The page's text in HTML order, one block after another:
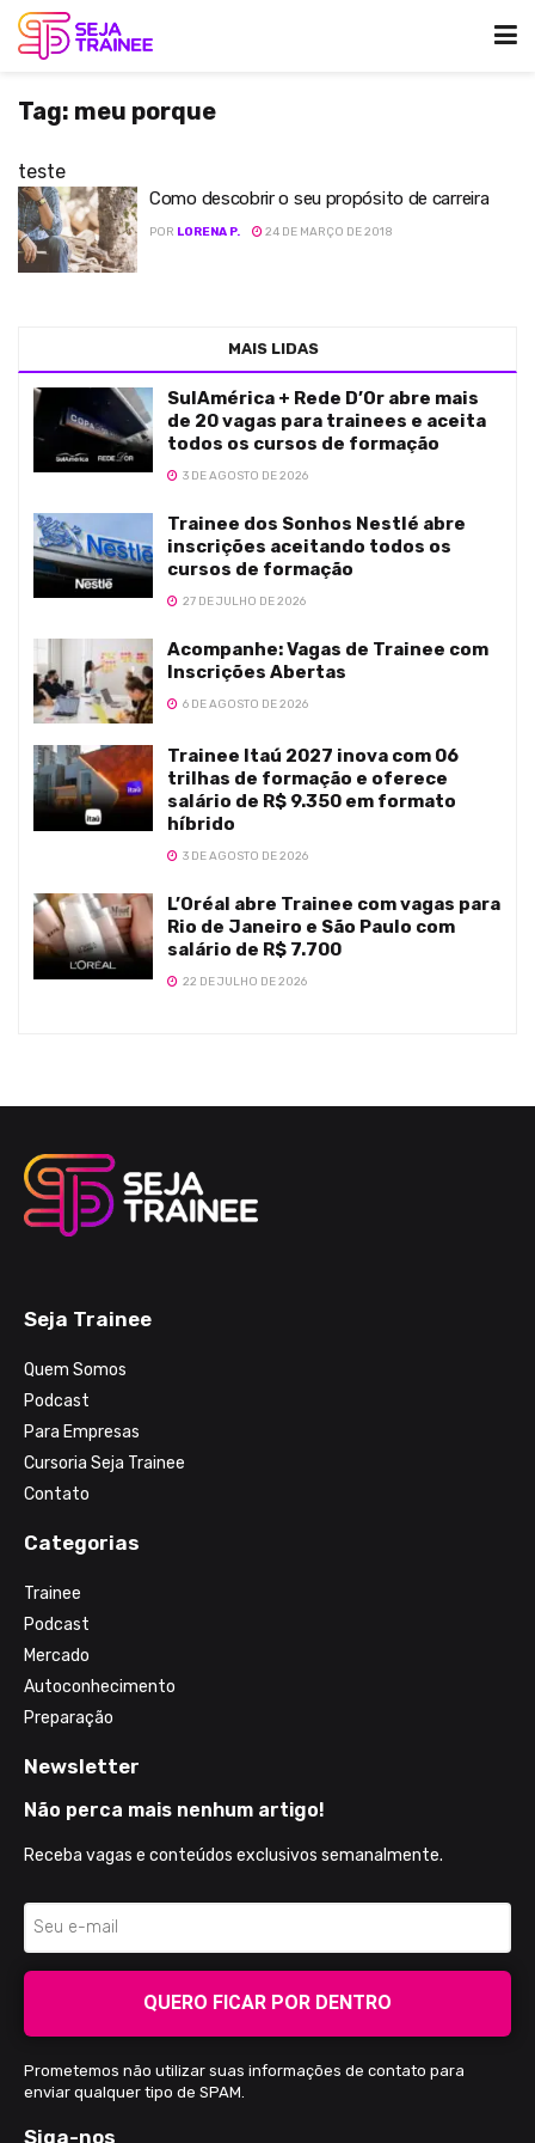
Tag: meu porque
teste
Como descobrir o seu propósito de carreira
POR LORENA P. 24 DE MARÇO DE 2018
MAIS LIDAS
SulAmérica + Rede D’Or abre mais
de 20 vagas para trainees e aceita
todos os cursos de formação
3 DE AGOSTO DE 2026
Trainee dos Sonhos Nestlé abre
inscrições aceitando todos os
cursos de formação
27 DE JULHO DE 2026
Acompanhe: Vagas de Trainee com
Inscrições Abertas
6 DE AGOSTO DE 2026
Trainee Itaú 2027 inova com 06
trilhas de formação e oferece
salário de R$ 9.350 em formato
híbrido
3 DE AGOSTO DE 2026
L’Oréal abre Trainee com vagas para
Rio de Janeiro e São Paulo com
salário de R$ 7.700
22 DE JULHO DE 2026
Seja Trainee
Quem Somos
Podcast
Para Empresas
Cursoria Seja Trainee
Contato
Categorias
Trainee
Podcast
Mercado
Autoconhecimento
Preparação
Newsletter
Não perca mais nenhum artigo!
Receba vagas e conteúdos exclusivos semanalmente.
QUERO FICAR POR DENTRO
Prometemos não utilizar suas informações de contato para
enviar qualquer tipo de SPAM.
Siga-nos